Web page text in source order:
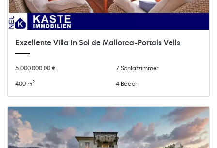
Exzellente Villa in Sol de Mallorca-Portals Vells
5.000.000,00 €
400 m²
7 Schlafzimmer
4 Bäder